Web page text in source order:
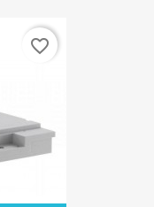
favorite_border